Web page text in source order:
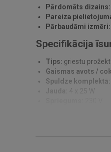
Pārdomāts dizains:
Pareiza
Pārbaudāmi izmēri:
Specifikācija
Tips: griestu
Gaismas avots /
Spuldze komplektā:
4 x 25 W